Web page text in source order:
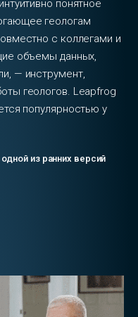
понятное
геологам
с коллегами и
объемы данных,
— инструмент,
геологов. Leapfrog
популярностью у
из ранних версий